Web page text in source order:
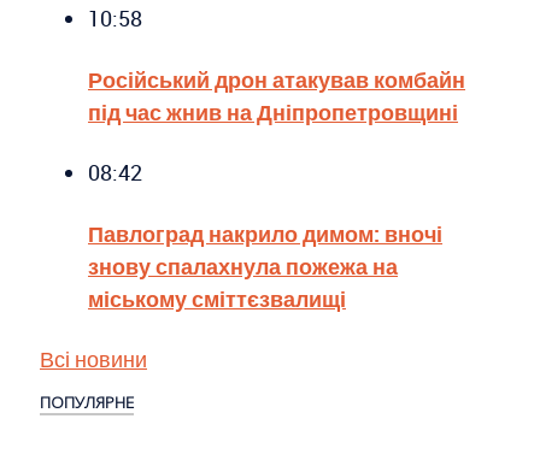
10:58
Російський дрон атакував комбайн
під час жнив на Дніпропетровщині
08:42
Павлоград накрило димом: вночі
знову спалахнула пожежа на
міському сміттєзвалищі
Всі новини
ПОПУЛЯРНЕ